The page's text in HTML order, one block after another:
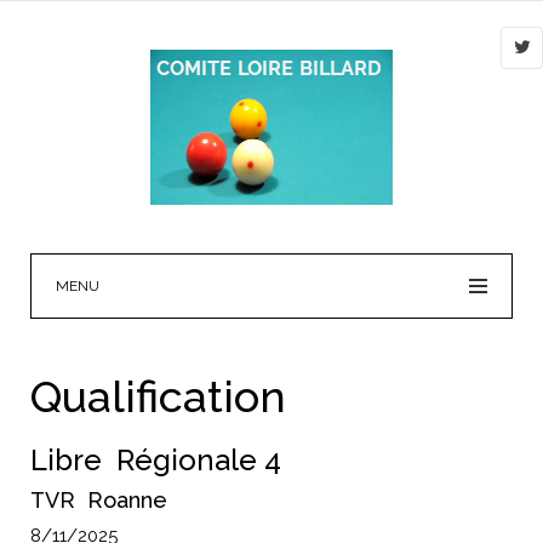
MENU
Qualification
Libre Régionale 4
TVR Roanne
8/11/2025